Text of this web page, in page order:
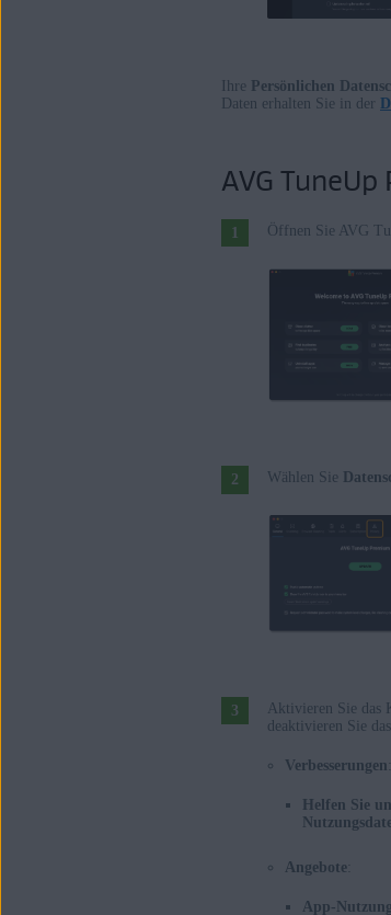
Ihre Persönlichen
Daten erhalten Sie in der
AVG
Öffnen Sie AVG
Wählen Sie
Aktivieren Sie das
deaktivieren Sie
Verbesserungen
Helfen Sie
Angebote
App-